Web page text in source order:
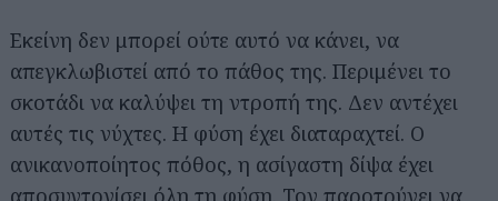
Εκείνη δεν μπορεί ούτε αυτό να κάνει, να
απεγκλωβιστεί από το πάθος της. Περιμένει το
σκοτάδι να καλύψει τη ντροπή της. Δεν αντέχει
αυτές τις νύχτες. Η φύση έχει διαταραχτεί. Ο
ανικανοποίητος πόθος, η ασίγαστη δίψα έχει
αποσυντονίσει όλη τη φύση. Τον παροτρύνει να